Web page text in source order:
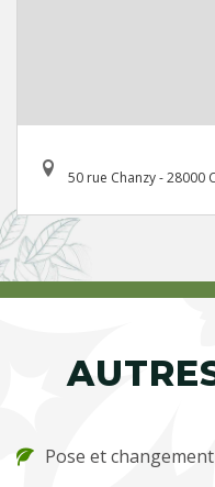
50 rue Chanzy - 28000
Pose et